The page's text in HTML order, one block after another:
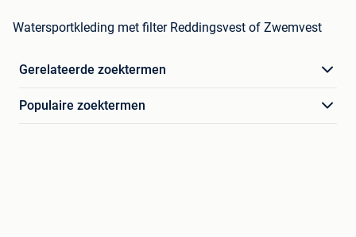
Watersportkleding met filter Reddingsvest of Zwemvest
Gerelateerde zoektermen
Populaire zoektermen